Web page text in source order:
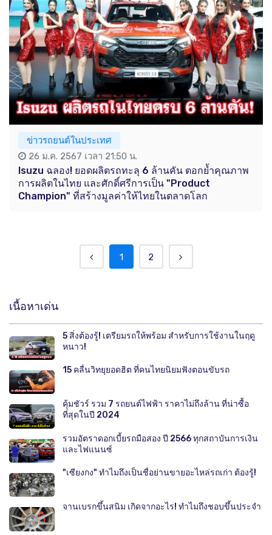
ข่าวรถยนต์ในประเทศ
26 ม.ค. 2567 เวลา 21:50 น.
Isuzu ฉลอง! ยอดผลิตรถทะลุ 6 ล้านคัน ตอกย้ำคุณภาพ
การผลิตในไทย และศักดิ์ศรีการเป็น "Product
Champion" ที่สร้างมูลค่าให้ไทยในตลาดโลก
1 2
เนื้อหาเด่น
5 สิ่งต้องรู้! เตรียมรถให้พร้อม สำหรับการใช้งานในฤดู
หนาว!
15 คลื่นวิทยุยอดฮิต ที่คนไทยนิยมฟังตอนขับรถ
คุ้มชัวร์ รวม 7 รถยนต์ไฟฟ้า ราคาไม่ถึงล้าน ที่น่าซื้อ
ที่สุดในปี 2024
รวมอัตราดอกเบี้ยรถมือสอง ปี 2566 ทุกสถาบันการเงิน
และไฟแนนซ์
"เซียงกง" ทำไมถึงเป็นชื่อย่านขายอะไหล่รถเก่า ต้องรู้!
จานเบรกขึ้นสนิม เกิดจากอะไร! ทำไมถึงชอบขึ้นประจำ